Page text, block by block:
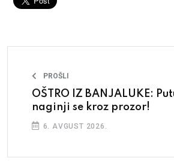
PROŠLI
OŠTRO IZ BANJALUKE:
naginji se kroz prozor!
6. AVGUST 2026.